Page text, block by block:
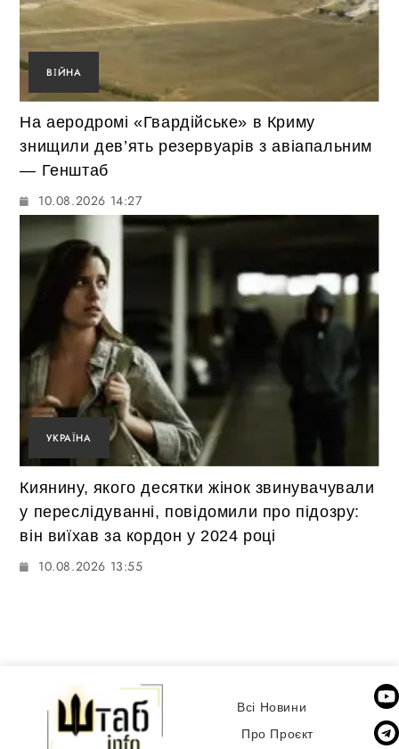
ВІЙНА
На аеродромі «Гвардійське» в Криму
знищили дев’ять резервуарів з авіапальним
— Генштаб
10.08.2026 14:27
УКРАЇНА
Киянину, якого десятки жінок звинувачували
у переслідуванні, повідомили про підозру:
він виїхав за кордон у 2024 році
10.08.2026 13:55
Всі Новини
Про Проєкт